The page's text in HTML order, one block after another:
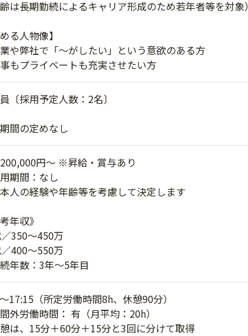
齢は長期勤続によるキャリア形成のため若年者等を対象
める人物像】
業や弊社で「～がしたい」という意欲のある方
事もプライベートも充実させたい方
〔採用予定人数：2名〕
間の定めなし
円～ ※昇給・賞与あり
期間：なし
本人の経験や年齢等を考慮して決定します
年収》
350～450万
400～550万
年数：3年～5年目
17:15（所定労働時間8h、休憩90分）
外労働時間： 有（月平均：20h）
は、15分＋60分＋15分と3回に分けて取得